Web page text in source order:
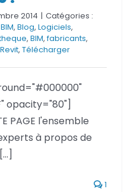
2014 | Catégories :
BIM, Blog, Logiciels,
, BIM,fabricants,
Revit, Télécharger
opacity="80"]
PAGE l'ensemble
à propos de
1